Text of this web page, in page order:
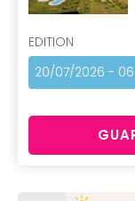
EDITION
20/07/2026 -